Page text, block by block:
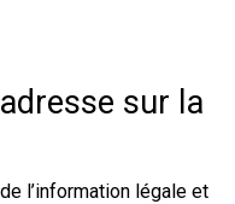
sur la
l’information légale et